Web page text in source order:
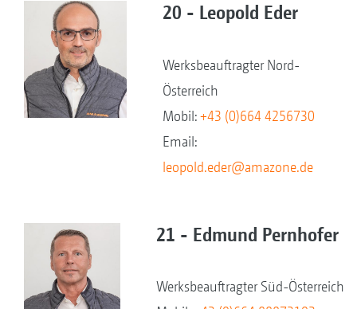
20 - Leopold Eder
Werksbeauftragter Nord-
Österreich
Mobil:+43 (0)664 4256730
Email:
leopold.eder@amazone.de
21 - Edmund Pernhofer
Werksbeauftragter Süd-Österreich